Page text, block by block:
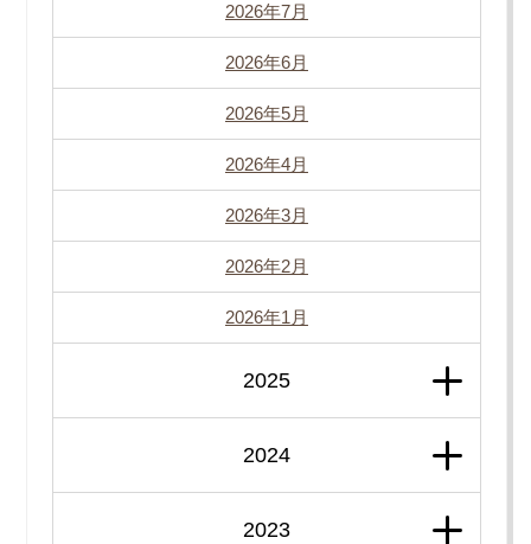
2026年7月
2026年6月
2026年5月
2026年4月
2026年3月
2026年2月
2026年1月
2025
2024
2023